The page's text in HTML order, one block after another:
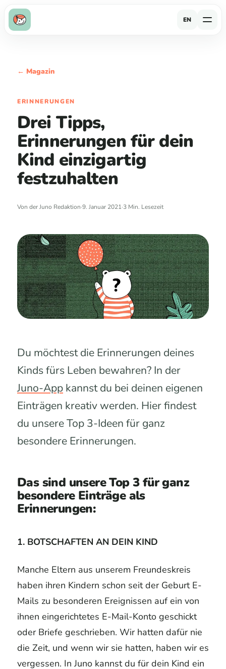
EN
← Magazin
ERINNERUNGEN
Drei Tipps,
Erinnerungen für dein
Kind einzigartig
festzuhalten
Von der Juno Redaktion·9. Januar 2021·3 Min. Lesezeit
Du möchtest die Erinnerungen deines
Kinds fürs Leben bewahren? In der
Juno-App kannst du bei deinen eigenen
Einträgen kreativ werden. Hier findest
du unsere Top 3-Ideen für ganz
besondere Erinnerungen.
Das sind unsere Top 3 für ganz
besondere Einträge als
Erinnerungen:
1. BOTSCHAFTEN AN DEIN KIND
Manche Eltern aus unserem Freundeskreis
haben ihren Kindern schon seit der Geburt E-
Mails zu besonderen Ereignissen auf ein von
ihnen eingerichtetes E-Mail-Konto geschickt
oder Briefe geschrieben. Wir hatten dafür nie
die Zeit, und wenn wir sie hatten, haben wir es
vergessen. In Juno kannst du für dein Kind ein